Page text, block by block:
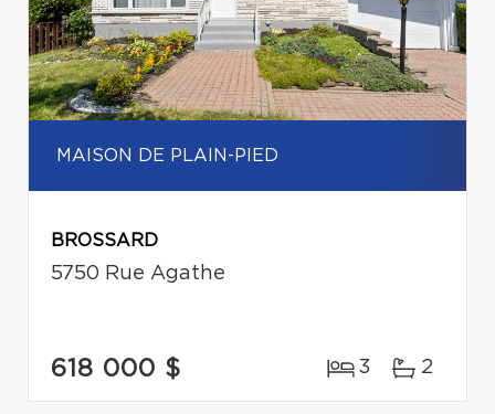
MAISON DE PLAIN-PIED
BROSSARD
5750 Rue Agathe
618 000 $ 3 2